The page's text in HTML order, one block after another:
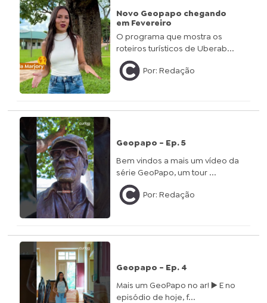
Novo Geopapo chegando
em Fevereiro
O programa que mostra os
roteiros turísticos de Uberab...
Por: Redação
Geopapo - Ep. 5
Bem vindos a mais um vídeo da
série GeoPapo, um tour ...
Por: Redação
Geopapo - Ep. 4
Mais um GeoPapo no ar! ▶️ E no
episódio de hoje, f...